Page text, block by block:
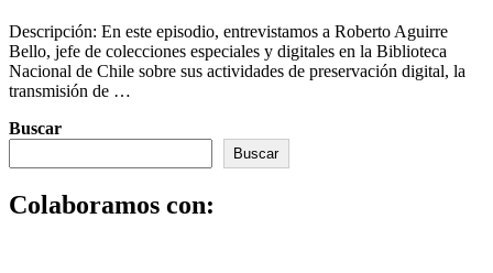
Descripción: En este episodio, entrevistamos a Roberto Aguirre
Bello, jefe de colecciones especiales y digitales en la Biblioteca
Nacional de Chile sobre sus actividades de preservación digital, la
transmisión de …
Buscar
Buscar
Colaboramos con: